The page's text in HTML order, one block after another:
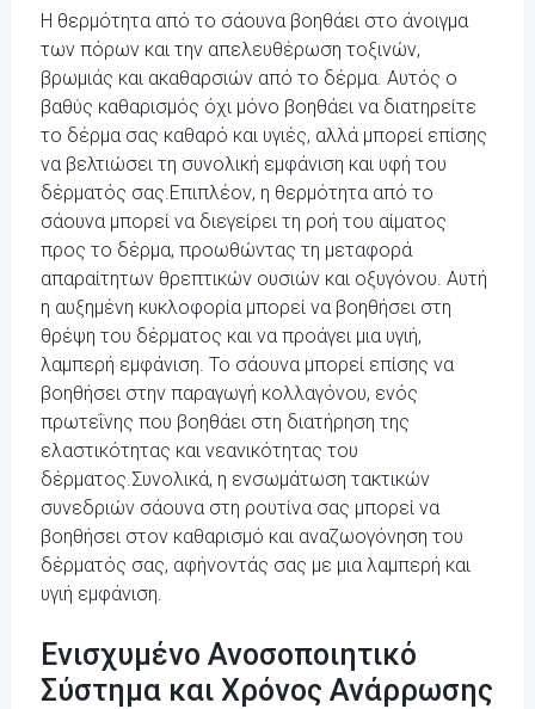
Η θερμότητα από το σάουνα βοηθάει στο άνοιγμα
των πόρων και την απελευθέρωση τοξινών,
βρωμιάς και ακαθαρσιών από το δέρμα. Αυτός ο
βαθύς καθαρισμός όχι μόνο βοηθάει να διατηρείτε
το δέρμα σας καθαρό και υγιές, αλλά μπορεί επίσης
να βελτιώσει τη συνολική εμφάνιση και υφή του
δέρματός σας.Επιπλέον, η θερμότητα από το
σάουνα μπορεί να διεγείρει τη ροή του αίματος
προς το δέρμα, προωθώντας τη μεταφορά
απαραίτητων θρεπτικών ουσιών και οξυγόνου. Αυτή
η αυξημένη κυκλοφορία μπορεί να βοηθήσει στη
θρέψη του δέρματος και να προάγει μια υγιή,
λαμπερή εμφάνιση. Το σάουνα μπορεί επίσης να
βοηθήσει στην παραγωγή κολλαγόνου, ενός
πρωτεΐνης που βοηθάει στη διατήρηση της
ελαστικότητας και νεανικότητας του
δέρματος.Συνολικά, η ενσωμάτωση τακτικών
συνεδριών σάουνα στη ρουτίνα σας μπορεί να
βοηθήσει στον καθαρισμό και αναζωογόνηση του
δέρματός σας, αφήνοντάς σας με μια λαμπερή και
υγιή εμφάνιση.
Ενισχυμένο Ανοσοποιητικό
Σύστημα και Χρόνος Ανάρρωσης